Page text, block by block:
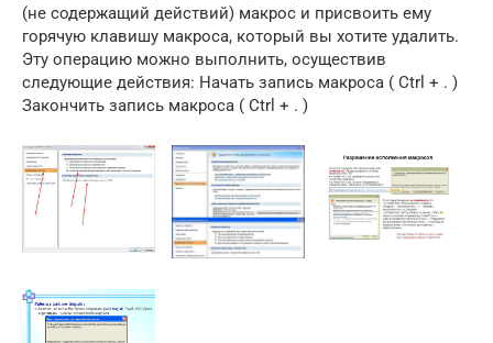
(не содержащий действий) макрос и присвоить ему
горячую клавишу макроса, который вы хотите удалить.
Эту операцию можно выполнить, осуществив
следующие действия: Начать запись макроса ( Ctrl + . )
Закончить запись макроса ( Ctrl + . )